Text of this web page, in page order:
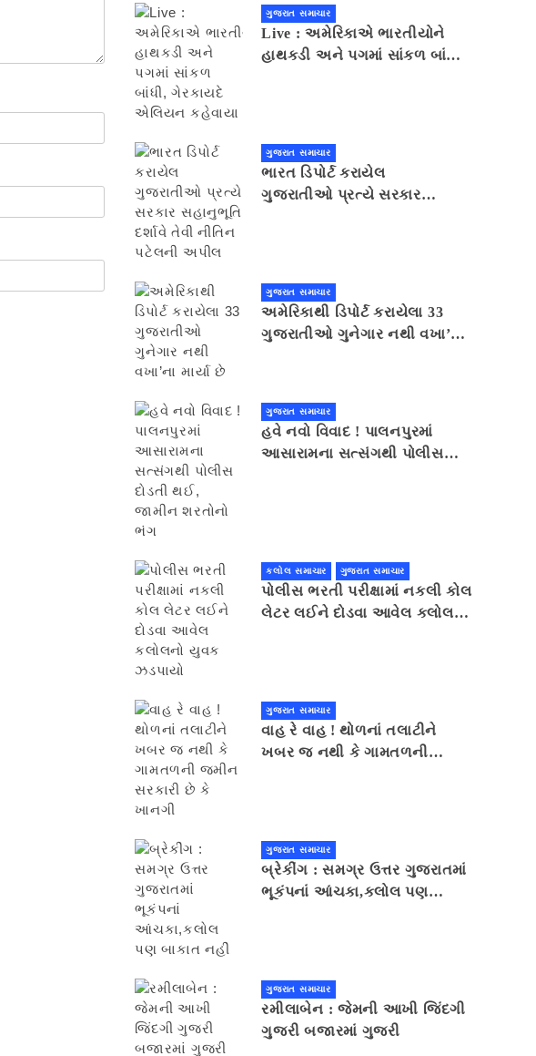
ગુજરાત સમાચાર
Live : અમેરિકાએ ભારતીયોને
હાથકડી અને પગમાં સાંકળ બાંધી,
ગુજરાત સમાચાર
ભારત ડિપોર્ટ કરાયેલ
ગુજરાતીઓ પ્રત્યે સરકાર
ગુજરાત સમાચાર
અમેરિકાથી ડિપોર્ટ કરાયેલા 33
ગુજરાતીઓ ગુનેગાર નથી વખા’ના
ગુજરાત સમાચાર
હવે નવો વિવાદ ! પાલનપુરમાં
આસારામના સત્સંગથી પોલીસ
કલોલ સમાચાર ગુજરાત સમાચાર
પોલીસ ભરતી પરીક્ષામાં નકલી કોલ
લેટર લઈને દોડવા આવેલ કલોલનો
ગુજરાત સમાચાર
વાહ રે વાહ ! થોળનાં તલાટીને
ખબર જ નથી કે ગામતળની
ગુજરાત સમાચાર
બ્રેકીંગ : સમગ્ર ઉત્તર ગુજરાતમાં
ભૂકંપનાં આંચકા,કલોલ પણ
ગુજરાત સમાચાર
રમીલાબેન : જેમની આખી જિંદગી
ગુજરી બજારમાં ગુજરી